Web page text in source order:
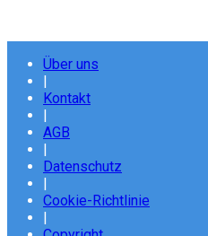
Über uns
|
Kontakt
|
AGB
|
Datenschutz
|
Cookie-Richtlinie
|